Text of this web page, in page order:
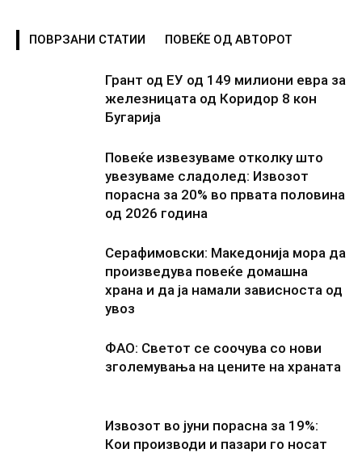
ПОВРЗАНИ СТАТИИ ПОВЕЌЕ ОД АВТОРОТ
Грант од ЕУ од 149 милиони евра за
железницата од Коридор 8 кон
Бугарија
Повеќе извезуваме отколку што
увезуваме сладолед: Извозот
порасна за 20% во првата половина
од 2026 година
Серафимовски: Македонија мора да
произведува повеќе домашна
храна и да ја намали зависноста од
увоз
ФАО: Светот се соочува со нови
зголемувања на цените на храната
Извозот во јуни порасна за 19%:
Кои производи и пазари го носат